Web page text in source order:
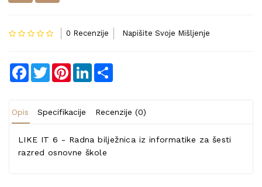
0 Recenzije Napišite Svoje Mišljenje
Facebook
TwitterPinterestLinkedIn
Opis Specifikacije Recenzije (0)
LIKE IT 6 - Radna bilježnica iz informatike za šesti
razred osnovne škole